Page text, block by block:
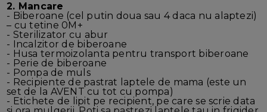
2. Mancare
- Biberoane (cel putin doua sau 4 daca nu alaptezi)
– cu tetine 0M+
- Sterilizator cu abur
- Incalzitor de biberoane
- Husa termoizolanta pentru transport biberoane
- Perie de biberoane
- Pompa de muls
- Recipiente de pastrat laptele de mama (este un
set de la AVENT cu tot cu pompa)
- Etichete de lipit pe recipient, pe care se scrie data